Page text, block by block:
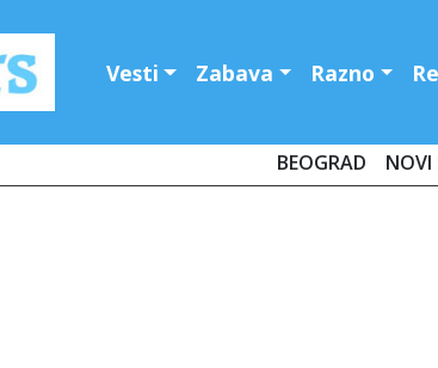
Vesti Zabava Razno
BEOGRAD NOVI